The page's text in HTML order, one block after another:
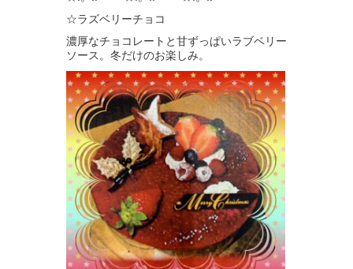
☆ラズベリーチョコ
濃厚なチョコレートと甘ずっぱいラブベリー
ソース。冬だけのお楽しみ。